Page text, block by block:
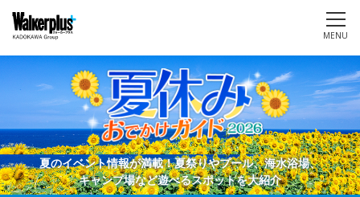
MENU
夏のイベント情報が満載！夏祭りやプール、海水浴場、
キャンプ場など遊べるスポットを大紹介